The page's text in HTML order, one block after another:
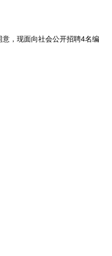
，现面向社会公开招聘4名编